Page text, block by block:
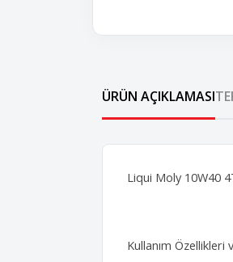
ÜRÜN AÇIKLAMASI
Liqui Moly 10W40
Kullanım Özellikleri